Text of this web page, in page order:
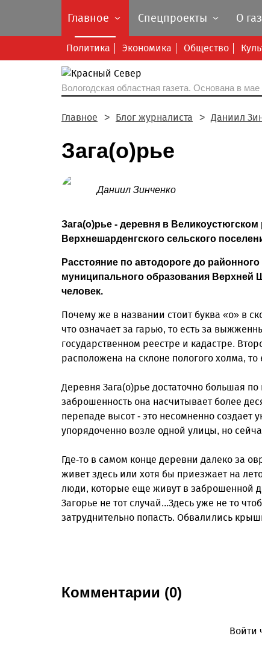
Главное
Политика Экономика Общество
Спецпроекты О
Вологодская областная газета. Основана в мае
Главное Блог журналиста Даниил
Зага(о)рье
Даниил Зинченко
Зага(о)рье - деревня в
Верхнешарденгского сельского
Расстояние по автодороге до
муниципального образования Верхней
человек.
Почему же в названии стоит буква «о» в
что означает за гарью, то есть за
государственном реестре и кадастре.
расположена на склоне пологого холма, то
Деревня Зага(о)рье достаточно большая
заброшенность она насчитывает более
перепаде высот - это несомненно
упорядоченно возле одной улицы, но
Где-то в самом конце деревни далеко за
живет здесь или хотя бы приезжает на
люди, которые еще живут в заброшенной
Загорье не тот случай...Здесь уже не то
затруднительно попасть. Обвалились
Комментарии (0)
Войти